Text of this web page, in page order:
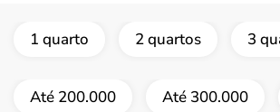
1 quarto 2 quartos 3
Até 200.000 Até 300.000